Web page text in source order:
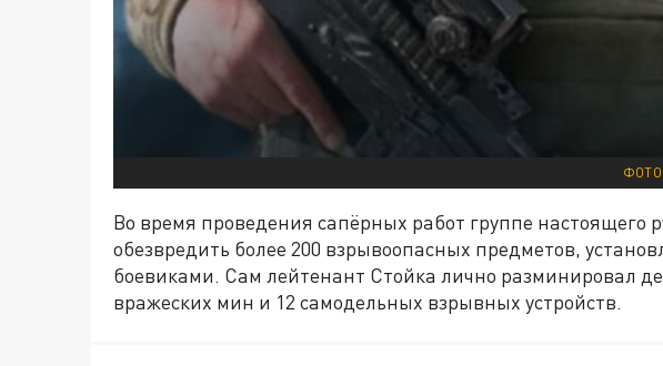
Во время проведения сапёрных работ группе настоящего
обезвредить более 200 взрывоопасных предметов,
боевиками. Сам лейтенант Стойка лично разминировал
вражеских мин и 12 самодельных взрывных устройств.